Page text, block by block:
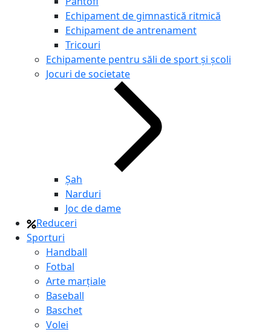
Echipament de gimnastică ritmică
Echipament de antrenament
Tricouri
Echipamente pentru săli de sport și școli
Jocuri de societate
Şah
Narduri
Joc de dame
Reduceri
Sporturi
Handball
Fotbal
Arte marțiale
Baseball
Baschet
Volei